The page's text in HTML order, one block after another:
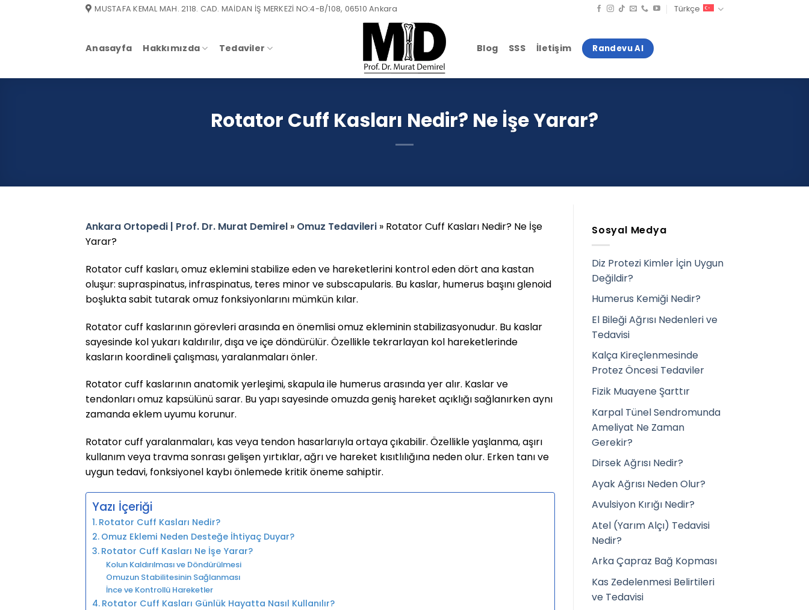
MUSTAFA KEMAL MAH. 2118. CAD. MAİDAN İŞ MERKEZİ NO:4-B/108, 06510 Ankara Türkçe
Anasayfa Hakkımızda Tedaviler Blog SSS İletişim Randevu Al
Rotator Cuff Kasları Nedir? Ne İşe Yarar?
Ankara Ortopedi | Prof. Dr. Murat Demirel » Omuz Tedavileri » Rotator Cuff Kasları Nedir? Ne İşe
Yarar?
Rotator cuff kasları, omuz eklemini stabilize eden ve hareketlerini kontrol eden dört ana kastan
oluşur: supraspinatus, infraspinatus, teres minor ve subscapularis. Bu kaslar, humerus başını glenoid
boşlukta sabit tutarak omuz fonksiyonlarını mümkün kılar.
Rotator cuff kaslarının görevleri arasında en önemlisi omuz ekleminin stabilizasyonudur. Bu kaslar
sayesinde kol yukarı kaldırılır, dışa ve içe döndürülür. Özellikle tekrarlayan kol hareketlerinde
kasların koordineli çalışması, yaralanmaları önler.
Rotator cuff kaslarının anatomik yerleşimi, skapula ile humerus arasında yer alır. Kaslar ve
tendonları omuz kapsülünü sarar. Bu yapı sayesinde omuzda geniş hareket açıklığı sağlanırken aynı
zamanda eklem uyumu korunur.
Rotator cuff yaralanmaları, kas veya tendon hasarlarıyla ortaya çıkabilir. Özellikle yaşlanma, aşırı
kullanım veya travma sonrası gelişen yırtıklar, ağrı ve hareket kısıtlılığına neden olur. Erken tanı ve
uygun tedavi, fonksiyonel kaybı önlemede kritik öneme sahiptir.
Yazı İçeriği
Rotator Cuff Kasları Nedir?
Omuz Eklemi Neden Desteğe İhtiyaç Duyar?
Rotator Cuff Kasları Ne İşe Yarar?
Kolun Kaldırılması ve Döndürülmesi
Omuzun Stabilitesinin Sağlanması
İnce ve Kontrollü Hareketler
Rotator Cuff Kasları Günlük Hayatta Nasıl Kullanılır?
Sosyal Medya
Diz Protezi Kimler İçin Uygun
Değildir?
Humerus Kemiği Nedir?
El Bileği Ağrısı Nedenleri ve
Tedavisi
Kalça Kireçlenmesinde
Protez Öncesi Tedaviler
Fizik Muayene Şarttır
Karpal Tünel Sendromunda
Ameliyat Ne Zaman
Gerekir?
Dirsek Ağrısı Nedir?
Ayak Ağrısı Neden Olur?
Avulsiyon Kırığı Nedir?
Atel (Yarım Alçı) Tedavisi
Nedir?
Arka Çapraz Bağ Kopması
Kas Zedelenmesi Belirtileri
ve Tedavisi